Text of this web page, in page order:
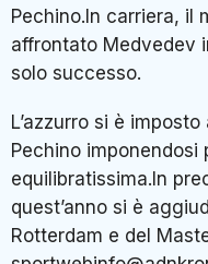
Pechino.In carriera, il
affrontato Medvedev
solo successo.
L’azzurro si è
Pechino
equilibratissima.In
quest’anno si è
Rotterdam e del